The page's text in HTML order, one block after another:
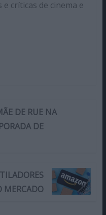
e críticas de cinema e
DE RUE NA
DE
MERCADO